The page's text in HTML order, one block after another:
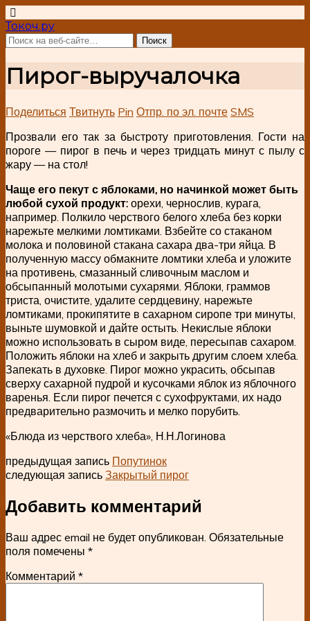
Токоч.ру
Пирог-выручалочка
Поделиться Твитнуть Pin Отпр. по эл. почте SMS
Прозвали его так за быстроту приготовления. Гости на
пороге — пирог в печь и через тридцать минут с пылу с
жару — на стол!
Чаще его пекут с яблоками, но начинкой может быть
любой сухой продукт: орехи, чернослив, курага,
например. Полкило черствого белого хлеба без корки
нарежьте мелкими ломтиками. Взбейте со стаканом
молока и половиной стакана сахара два-три яйца. В
полученную массу обмакните ломтики хлеба и уложите
на противень, смазанный сливочным маслом и
обсыпанный молотыми сухарями. Яблоки, граммов
триста, очистите, удалите сердцевину, нарежьте
ломтиками, прокипятите в сахарном сиропе три минуты,
выньте шумовкой и дайте остыть. Некислые яблоки
можно использовать в сыром виде, пересыпав сахаром.
Положить яблоки на хлеб и закрыть другим слоем хлеба.
Запекать в духовке. Пирог можно украсить, обсыпав
сверху сахарной пудрой и кусочками яблок из яблочного
варенья. Если пирог печется с сухофруктами, их надо
предварительно размочить и мелко порубить.
«Блюда из черствого хлеба», Н.Н.Логинова
предыдущая запись Попутинок
следующая запись Закрытый пирог
Добавить комментарий
Ваш адрес email не будет опубликован. Обязательные
поля помечены *
Комментарий *